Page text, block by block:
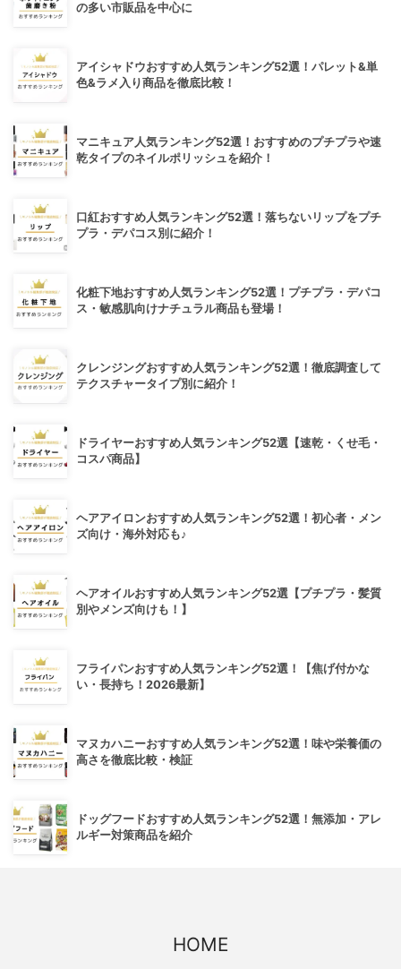
の多い市販品を中心に
アイシャドウおすすめ人気ランキング52選！パレット&単
色&ラメ入り商品を徹底比較！
マニキュア人気ランキング52選！おすすめのプチプラや速
乾タイプのネイルポリッシュを紹介！
口紅おすすめ人気ランキング52選！落ちないリップをプチ
プラ・デパコス別に紹介！
化粧下地おすすめ人気ランキング52選！プチプラ・デパコ
ス・敏感肌向けナチュラル商品も登場！
クレンジングおすすめ人気ランキング52選！徹底調査して
テクスチャータイプ別に紹介！
ドライヤーおすすめ人気ランキング52選【速乾・くせ毛・
コスパ商品】
ヘアアイロンおすすめ人気ランキング52選！初心者・メン
ズ向け・海外対応も♪
ヘアオイルおすすめ人気ランキング52選【プチプラ・髪質
別やメンズ向けも！】
フライパンおすすめ人気ランキング52選！【焦げ付かな
い・長持ち！2026最新】
マヌカハニーおすすめ人気ランキング52選！味や栄養価の
高さを徹底比較・検証
ドッグフードおすすめ人気ランキング52選！無添加・アレ
ルギー対策商品を紹介
HOME